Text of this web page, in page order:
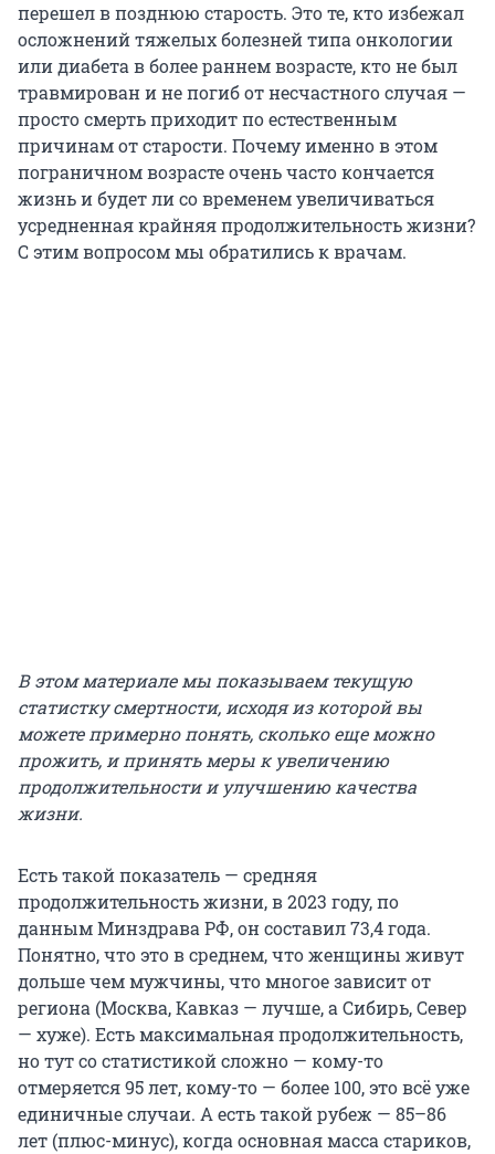
перешел в позднюю старость. Это те, кто избежал
осложнений тяжелых болезней типа онкологии
или диабета в более раннем возрасте, кто не был
травмирован и не погиб от несчастного случая —
просто смерть приходит по естественным
причинам от старости. Почему именно в этом
пограничном возрасте очень часто кончается
жизнь и будет ли со временем увеличиваться
усредненная крайняя продолжительность жизни?
С этим вопросом мы обратились к врачам.
В этом материале мы показываем текущую
статистку смертности, исходя из которой вы
можете примерно понять, сколько еще можно
прожить, и принять меры к увеличению
продолжительности и улучшению качества
жизни.
Есть такой показатель — средняя
продолжительность жизни, в 2023 году, по
данным Минздрава РФ, он составил 73,4 года.
Понятно, что это в среднем, что женщины живут
дольше чем мужчины, что многое зависит от
региона (Москва, Кавказ — лучше, а Сибирь, Север
— хуже). Есть максимальная продолжительность,
но тут со статистикой сложно — кому-то
отмеряется 95 лет, кому-то — более 100, это всё уже
единичные случаи. А есть такой рубеж — 85–86
лет (плюс-минус), когда основная масса стариков,